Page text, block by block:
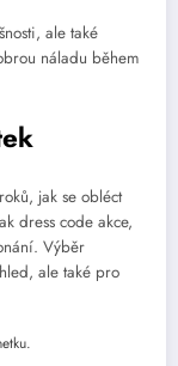
ale také
náladu během
jak se obléct
dress code akce,
Výběr
ale také pro